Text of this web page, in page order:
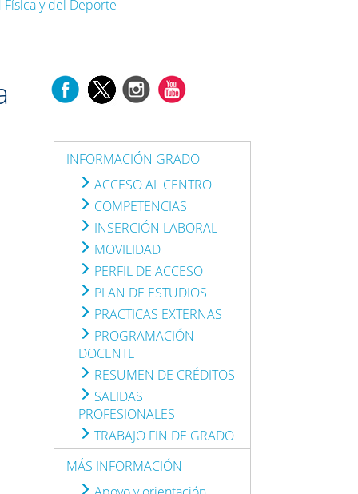
y del Deporte
INFORMACIÓN GRADO
ACCESO AL CENTRO
COMPETENCIAS
INSERCIÓN LABORAL
MOVILIDAD
PERFIL DE ACCESO
PLAN DE ESTUDIOS
PRACTICAS EXTERNAS
PROGRAMACIÓN
DOCENTE
RESUMEN DE CRÉDITOS
SALIDAS
PROFESIONALES
TRABAJO FIN DE GRADO
MÁS INFORMACIÓN